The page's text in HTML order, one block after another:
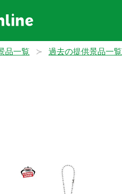
品一覧 過去の提供景品一覧